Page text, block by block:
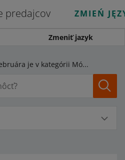
predajcov ZMIEŃ
Zmeniť jazyk
Od 10. februára je v kategórii Móda menej povinných parametrov